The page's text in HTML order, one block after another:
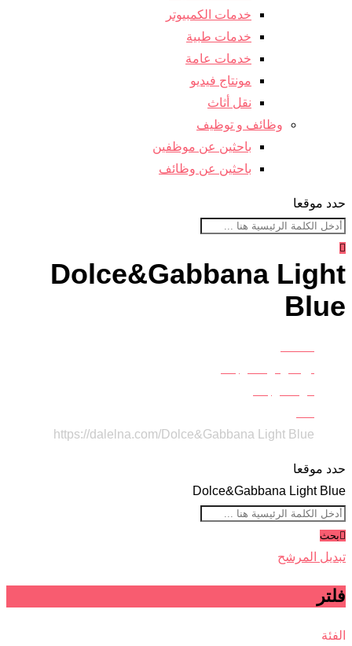
خدمات الكمبيوتر
خدمات طبية
خدمات عامة
مونتاج فيديو
نقل أثاث
وظائف و توظيف
باحثين عن موظفين
باحثين عن وظائف
حدد موقعا
Dolce&Gabbana Light
Blue
https://dalelna.com/Dolce&Gabbana Light Blue
حدد موقعا
Dolce&Gabbana Light Blue
بحث
تبديل المرشح
فلتر
الفئة